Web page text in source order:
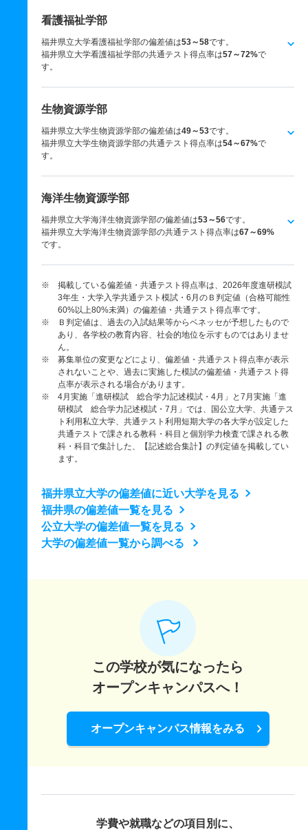
看護福祉学部
福井県立大学看護福祉学部の偏差値は53～58です。
福井県立大学看護福祉学部の共通テスト得点率は57～72%で
す。
生物資源学部
福井県立大学生物資源学部の偏差値は49～53です。
福井県立大学生物資源学部の共通テスト得点率は54～67%で
す。
海洋生物資源学部
福井県立大学海洋生物資源学部の偏差値は53～56です。
福井県立大学海洋生物資源学部の共通テスト得点率は67～69%
です。
※ 掲載している偏差値・共通テスト得点率は、2026年度進研模試
3年生・大学入学共通テスト模試・6月のＢ判定値（合格可能性
60%以上80%未満）の偏差値・共通テスト得点率です。
※ Ｂ判定値は、過去の入試結果等からベネッセが予想したもので
あり、各学校の教育内容、社会的地位を示すものではありませ
ん。
※ 募集単位の変更などにより、偏差値・共通テスト得点率が表示
されないことや、過去に実施した模試の偏差値・共通テスト得
点率が表示される場合があります。
※ 4月実施「進研模試 総合学力記述模試・4月」と7月実施「進
研模試 総合学力記述模試・7月」では、国公立大学、共通テス
ト利用私立大学、共通テスト利用短期大学の各大学が設定した
共通テストで課される教科・科目と個別学力検査で課される教
科・科目で集計した、【記述総合集計】の判定値を掲載してい
ます。
福井県立大学の偏差値に近い大学を見る
福井県の偏差値一覧を見る
公立大学の偏差値一覧を見る
大学の偏差値一覧から調べる
この学校が気になったら
オープンキャンパスへ！
オープンキャンパス情報をみる
学費や就職などの項目別に、